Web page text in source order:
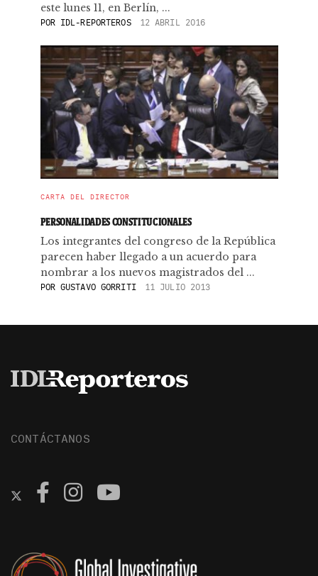
este lunes 11, en Berlín, ...
POR IDL-REPORTEROS 12 ABRIL 2016
CARTA DEL DIRECTOR
PERSONALIDADES CONSTITUCIONALES
Los integrantes del congreso de la República
parecen haber llegado a un acuerdo para
nombrar a los nuevos magistrados del ...
POR GUSTAVO GORRITI 11 JULIO 2013
CONTÁCTANOS